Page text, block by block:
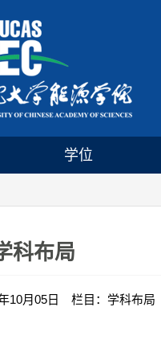
学位
科布局
10月05日 栏目：学科布局